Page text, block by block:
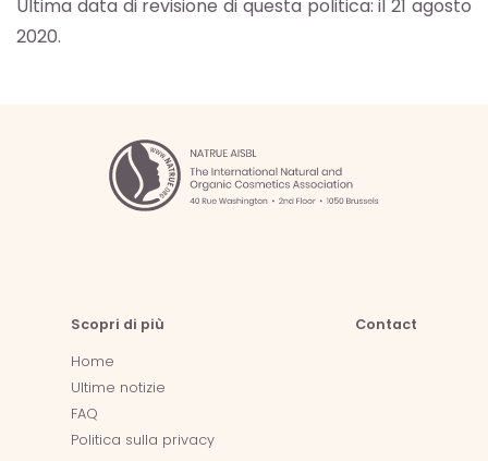
Ultima data di revisione di questa politica: il 21 agosto
2020.
Scopri di più
Home
Ultime notizie
FAQ
Politica sulla privacy
Contact